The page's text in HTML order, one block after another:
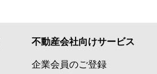
不動産会社向けサービス
企業会員のご登録